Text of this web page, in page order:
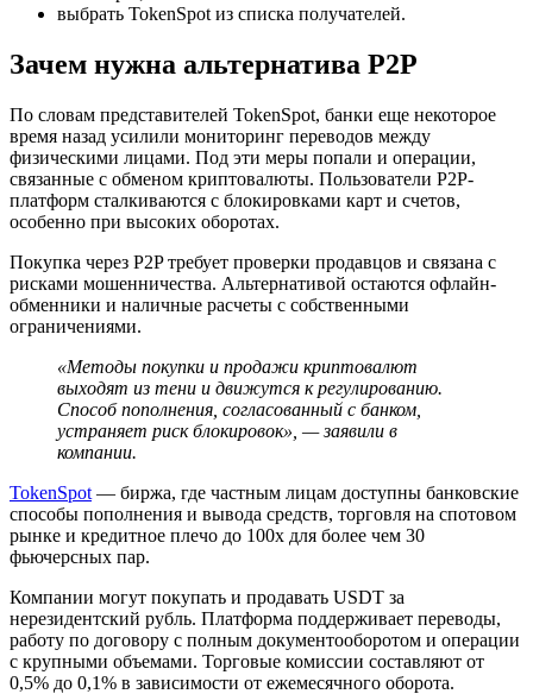
выбрать TokenSpot из списка получателей.
Зачем нужна альтернатива P2P
По словам представителей TokenSpot, банки еще некоторое
время назад усилили мониторинг переводов между
физическими лицами. Под эти меры попали и операции,
связанные с обменом криптовалюты. Пользователи P2P-
платформ сталкиваются с блокировками карт и счетов,
особенно при высоких оборотах.
Покупка через P2P требует проверки продавцов и связана с
рисками мошенничества. Альтернативой остаются офлайн-
обменники и наличные расчеты с собственными
ограничениями.
«Методы покупки и продажи криптовалют
выходят из тени и движутся к регулированию.
Способ пополнения, согласованный с банком,
устраняет риск блокировок», — заявили в
компании.
TokenSpot — биржа, где частным лицам доступны банковские
способы пополнения и вывода средств, торговля на спотовом
рынке и кредитное плечо до 100x для более чем 30
фьючерсных пар.
Компании могут покупать и продавать USDT за
нерезидентский рубль. Платформа поддерживает переводы,
работу по договору с полным документооборотом и операции
с крупными объемами. Торговые комиссии составляют от
0,5% до 0,1% в зависимости от ежемесячного оборота.